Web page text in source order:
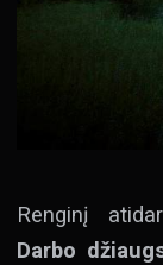
Renginį
Darbo